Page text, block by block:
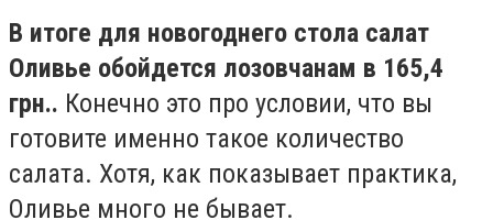
В итоге для новогоднего стола салат
Оливье обойдется лозовчанам в 165,4
грн.. Конечно это про условии, что вы
готовите именно такое количество
салата. Хотя, как показывает практика,
Оливье много не бывает.